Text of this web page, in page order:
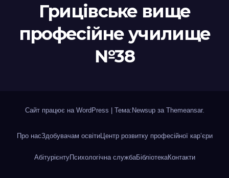
Грицівське вище
професійне училище
№38
Сайт працює на WordPress Тема:Newsup за Themeansar.
Про насЗдобувачам освітиЦентр розвитку професійної кар’єри
АбітурієнтуПсихологічна службаБібліотекаКонтакти